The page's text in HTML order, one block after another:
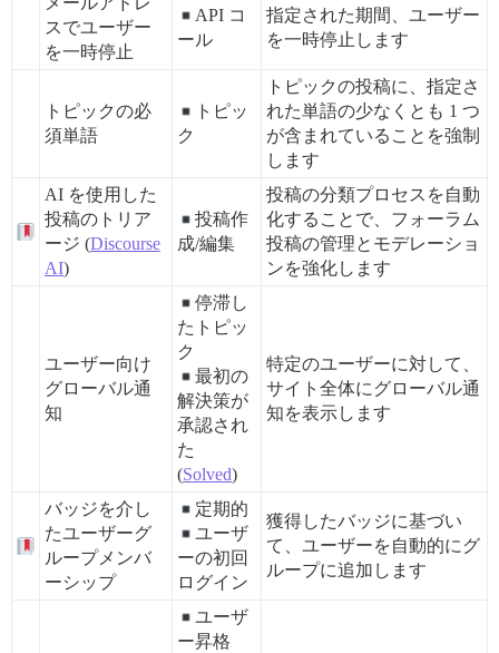
スでユーザー
を一時停止
API コ
ール
指定された期間、ユーザー
を一時停止します
トピックの必
須単語
トピッ
ク
トピックの投稿に、指定さ
れた単語の少なくとも 1 つ
が含まれていることを強制
します
AI を使用した
投稿のトリア
ージ (Discourse
AI)
投稿作
成/編集
投稿の分類プロセスを自動
化することで、フォーラム
投稿の管理とモデレーショ
ンを強化します
ユーザー向け
グローバル通
知
停滞し
たトピッ
ク
最初の
解決策が
承認され
た
(Solved)
特定のユーザーに対して、
サイト全体にグローバル通
知を表示します
バッジを介し
たユーザーグ
ループメンバ
ーシップ
定期的
ユーザ
ーの初回
ログイン
獲得したバッジに基づい
て、ユーザーを自動的にグ
ループに追加します
ユーザ
ー昇格